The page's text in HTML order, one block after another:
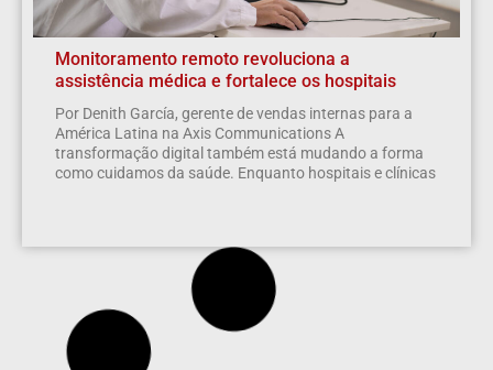
Monitoramento remoto revoluciona a
assistência médica e fortalece os hospitais
Por Denith García, gerente de vendas internas para a
América Latina na Axis Communications A
transformação digital também está mudando a forma
como cuidamos da saúde. Enquanto hospitais e clínicas